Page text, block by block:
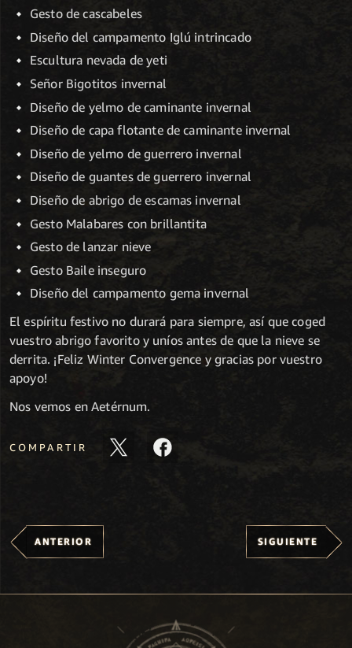
Gesto de cascabeles
Diseño del campamento Iglú intrincado
Escultura nevada de yeti
Señor Bigotitos invernal
Diseño de yelmo de caminante invernal
Diseño de capa flotante de caminante invernal
Diseño de yelmo de guerrero invernal
Diseño de guantes de guerrero invernal
Diseño de abrigo de escamas invernal
Gesto Malabares con brillantita
Gesto de lanzar nieve
Gesto Baile inseguro
Diseño del campamento gema invernal
El espíritu festivo no durará para siempre, así que coged
vuestro abrigo favorito y uníos antes de que la nieve se
derrita. ¡Feliz Winter Convergence y gracias por vuestro
apoyo!
Nos vemos en Aetérnum.
COMPARTIR
ANTERIOR SIGUIENTE